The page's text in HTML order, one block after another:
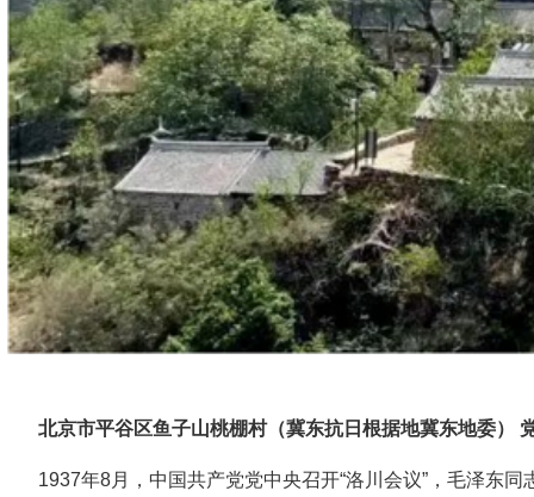
北京市平谷区鱼子山桃棚村（冀东抗日根据地冀东地委）
1937年8月，中国共产党党中央召开“洛川会议”，毛泽东